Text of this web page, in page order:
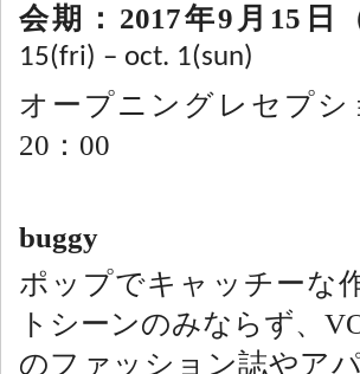
会期： 2017年9月 15 日
15(fri) – oct. 1(sun)
オープニングレセプシ
20 ： 00
buggy
ポップでキャッチーな
トシーンのみならず、
のファッション誌やア